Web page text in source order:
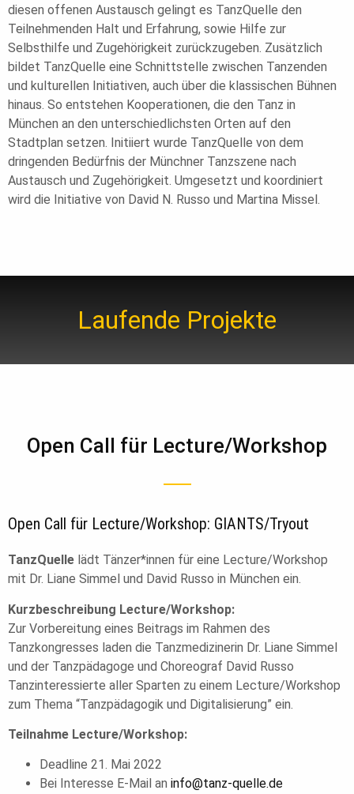
diesen offenen Austausch gelingt es TanzQuelle den
Teilnehmenden Halt und Erfahrung, sowie Hilfe zur
Selbsthilfe und Zugehörigkeit zurückzugeben. Zusätzlich
bildet TanzQuelle eine Schnittstelle zwischen Tanzenden
und kulturellen Initiativen, auch über die klassischen Bühnen
hinaus. So entstehen Kooperationen, die den Tanz in
München an den unterschiedlichsten Orten auf den
Stadtplan setzen. Initiiert wurde TanzQuelle von dem
dringenden Bedürfnis der Münchner Tanzszene nach
Austausch und Zugehörigkeit. Umgesetzt und koordiniert
wird die Initiative von David N. Russo und Martina Missel.
Laufende Projekte
Open Call für Lecture/Workshop
Open Call für Lecture/Workshop: GIANTS/Tryout​
TanzQuelle lädt Tänzer*innen für eine Lecture/Workshop
mit Dr. Liane Simmel und David Russo in München ein.
Kurzbeschreibung Lecture/Workshop:
Zur Vorbereitung eines Beitrags im Rahmen des
Tanzkongresses laden die Tanzmedizinerin Dr. Liane Simmel
und der Tanzpädagoge und Choreograf David Russo
Tanzinteressierte aller Sparten zu einem Lecture/Workshop
zum Thema “Tanzpädagogik und Digitalisierung” ein.
Teilnahme Lecture/Workshop:
Deadline 21. Mai 2022
Bei Interesse E-Mail an info@tanz-quelle.de